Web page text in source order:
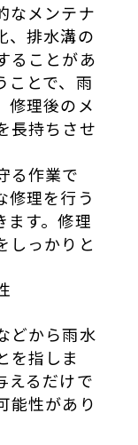
なメンテナ
、排水溝の
ることがあ
ことで、雨
修理後のメ
長持ちさせ
る作業で
修理を行う
ます。修理
しっかりと
どから雨水
を指しま
えるだけで
能性があり